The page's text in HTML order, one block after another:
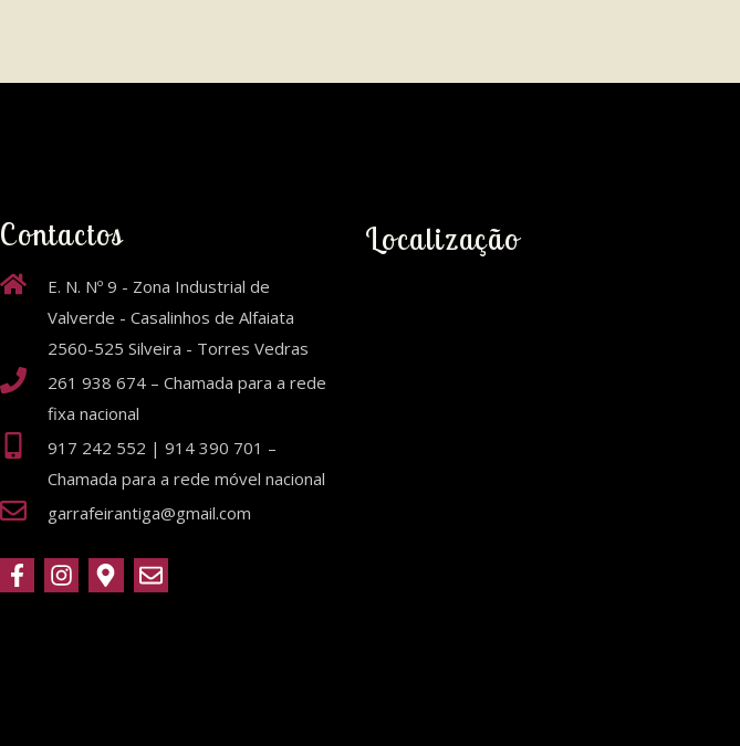
Contactos
E. N. Nº 9 - Zona Industrial de
Valverde - Casalinhos de Alfaiata
2560-525 Silveira - Torres Vedras
261 938 674 – Chamada para a rede
fixa nacional
917 242 552 | 914 390 701 –
Chamada para a rede móvel nacional
garrafeirantiga@gmail.com
Localização